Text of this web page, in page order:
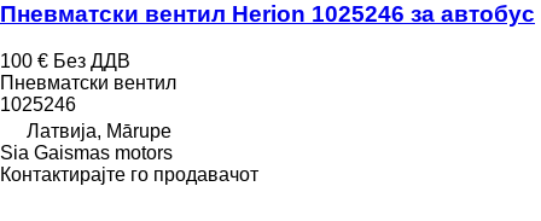
Пневматски вентил Herion 1025246 за автобус
100 € Без ДДВ
Пневматски вентил
1025246
Латвија, Mārupe
Sia Gaismas motors
Контактирајте го продавачот